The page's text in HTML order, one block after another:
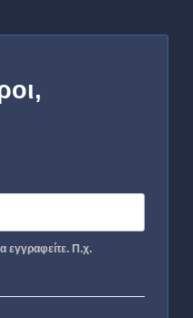
εγγραφείτε. Π.χ.